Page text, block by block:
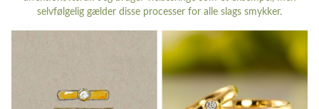
selvfølgelig gælder disse processer for alle slags smykker.